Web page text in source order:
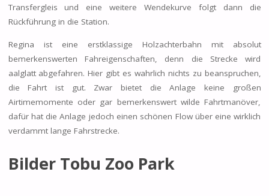
Transfergleis und eine weitere Wendekurve folgt dann die
Rückführung in die Station.
Regina ist eine erstklassige Holzachterbahn mit absolut
bemerkenswerten Fahreigenschaften, denn die Strecke wird
aalglatt abgefahren. Hier gibt es wahrlich nichts zu beanspruchen,
die Fahrt ist gut. Zwar bietet die Anlage keine großen
Airtimemomente oder gar bemerkenswert wilde Fahrtmanöver,
dafür hat die Anlage jedoch einen schönen Flow über eine wirklich
verdammt lange Fahrstrecke.
Bilder Tobu Zoo Park